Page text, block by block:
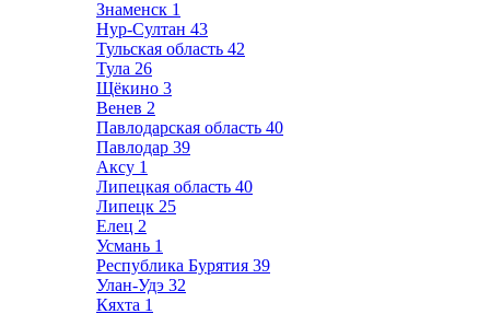
Знаменск 1
Нур-Султан 43
Тульская область 42
Тула 26
Щёкино 3
Венев 2
Павлодарская область 40
Павлодар 39
Аксу 1
Липецкая область 40
Липецк 25
Елец 2
Усмань 1
Республика Бурятия 39
Улан-Удэ 32
Кяхта 1